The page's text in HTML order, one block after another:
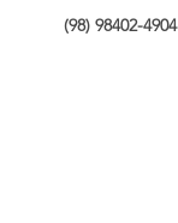
(98) 98402-4904